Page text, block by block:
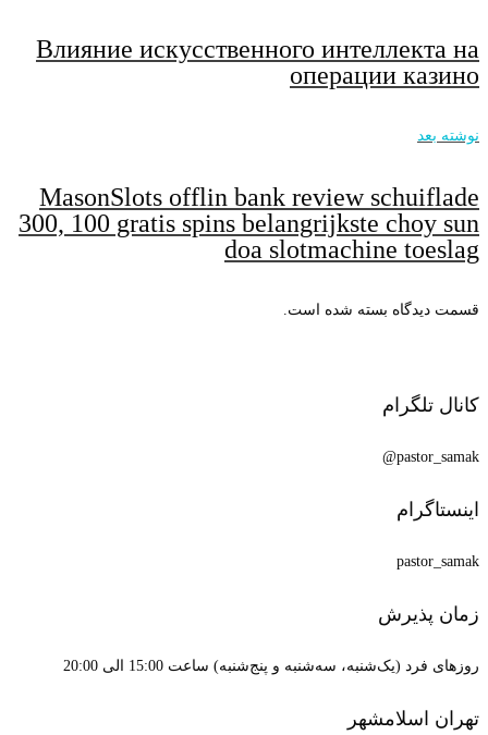
Влияние искусственного интеллекта на
операции казино
نوشته بعد
MasonSlots offlin bank review schuiflade
300, 100 gratis spins belangrijkste choy sun
doa slotmachine toeslag
قسمت دیدگاه بسته شده است.
کانال تلگرام
pastor_samak@
اینستاگرام
pastor_samak
زمان پذیرش
روزهای فرد (یک‌شنبه، سه‌شنبه و پنج‌شنبه) ساعت 15:00 الی 20:00
تهران اسلامشهر